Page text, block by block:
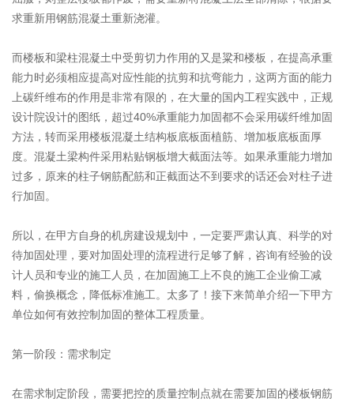
求重新用钢筋混凝土重新浇灌。
而楼板和梁柱混凝土中受剪切力作用的又是粱和楼板，在提高承重
能力时必须相应提高对应性能的抗剪和抗弯能力，这两方面的能力
上碳纤维布的作用是非常有限的，在大量的国内工程实践中，正规
设计院设计的图纸，超过40%承重能力加固都不会采用碳纤维加固
方法，转而采用楼板混凝土结构板底板面植筋、增加板底板面厚
度。混凝土梁构件采用粘贴钢板增大截面法等。如果承重能力增加
过多，原来的柱子钢筋配筋和正截面达不到要求的话还会对柱子进
行加固。
所以，在甲方自身的机房建设规划中，一定要严肃认真、科学的对
待加固处理，要对加固处理的流程进行足够了解，咨询有经验的设
计人员和专业的施工人员，在加固施工上不良的施工企业偷工减
料，偷换概念，降低标准施工。太多了！接下来简单介绍一下甲方
单位如何有效控制加固的整体工程质量。
第一阶段：需求制定
在需求制定阶段，需要把控的质量控制点就在需要加固的楼板钢筋